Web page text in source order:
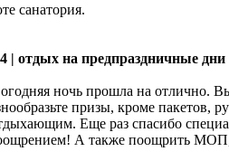
санатория.
отдых на предпраздничные дни
ночь прошла на отлично.
призы, кроме
Еще раз спасибо
А также поощрить